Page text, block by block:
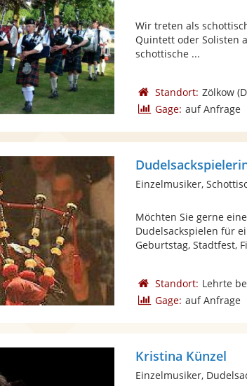
Wir treten als
Quintett oder Solisten
schottische ...
Standort: Zölkow
Gage: auf Anfrage
Einzelmusiker,
Möchten Sie gerne
Dudelsackspielen für
Geburtstag, Stadtfest,
Standort: Lehrte
Gage: auf Anfrage
Kristina Künzel
Einzelmusiker,